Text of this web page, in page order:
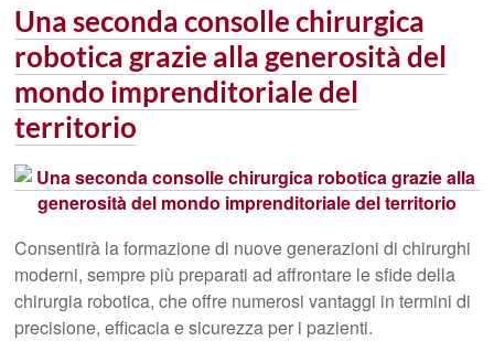
Una seconda consolle chirurgica
robotica grazie alla generosità del
mondo imprenditoriale del
territorio
Consentirà la formazione di nuove generazioni di chirurghi
moderni, sempre più preparati ad affrontare le sfide della
chirurgia robotica, che offre numerosi vantaggi in termini di
precisione, efficacia e sicurezza per i pazienti.